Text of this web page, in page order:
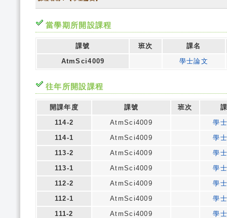
當學期所開設課程
課號 班次
課名
AtmSci4009
學士論文
往年所開設課程
開課年度 課號 班次
114-2
AtmSci4009
學
114-1
AtmSci4009
學
113-2
AtmSci4009
學
113-1
AtmSci4009
學
112-2
AtmSci4009
學
112-1
AtmSci4009
學
111-2
AtmSci4009
學